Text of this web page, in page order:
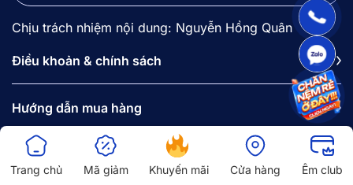
Trang chủ Mã giảm Khuyến mãi Cửa hàng Êm club
Chịu trách nhiệm nội dung: Nguyễn Hồng Quân
Điều khoản & chính sách
Hướng dẫn mua hàng
Về Vua Nệm